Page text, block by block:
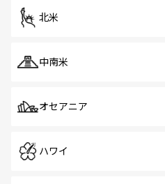
北米
中南米
オセアニア
ハワイ